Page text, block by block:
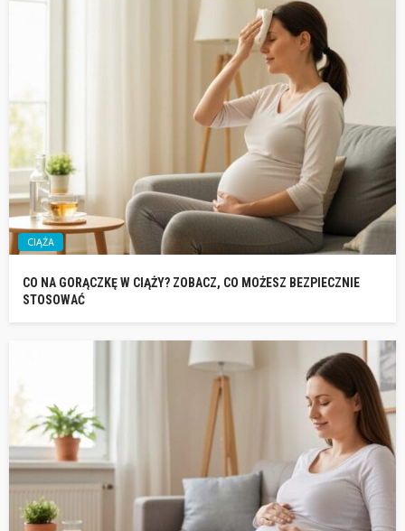
CIĄŻA
CO NA GORĄCZKĘ W CIĄŻY? ZOBACZ, CO MOŻESZ BEZPIECZNIE
STOSOWAĆ